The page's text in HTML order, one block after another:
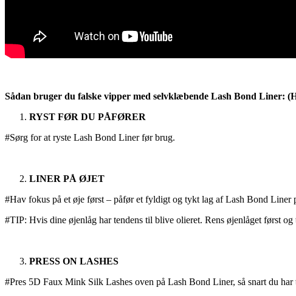
Sådan bruger du falske vipper med selvklæbende Lash Bond Liner:
RYST FØR DU PÅFØRER
#Sørg for at ryste Lash Bond Liner før brug.
LINER PÅ ØJET
#Hav fokus på et øje først – påfør et fyldigt og tykt lag af Lash Bond Liner
#TIP: Hvis dine øjenlåg har tendens til blive olieret. Rens øjenlåget først
PRESS ON LASHES
#Pres 5D Faux Mink Silk Lashes oven på Lash Bond Liner, så snart du har